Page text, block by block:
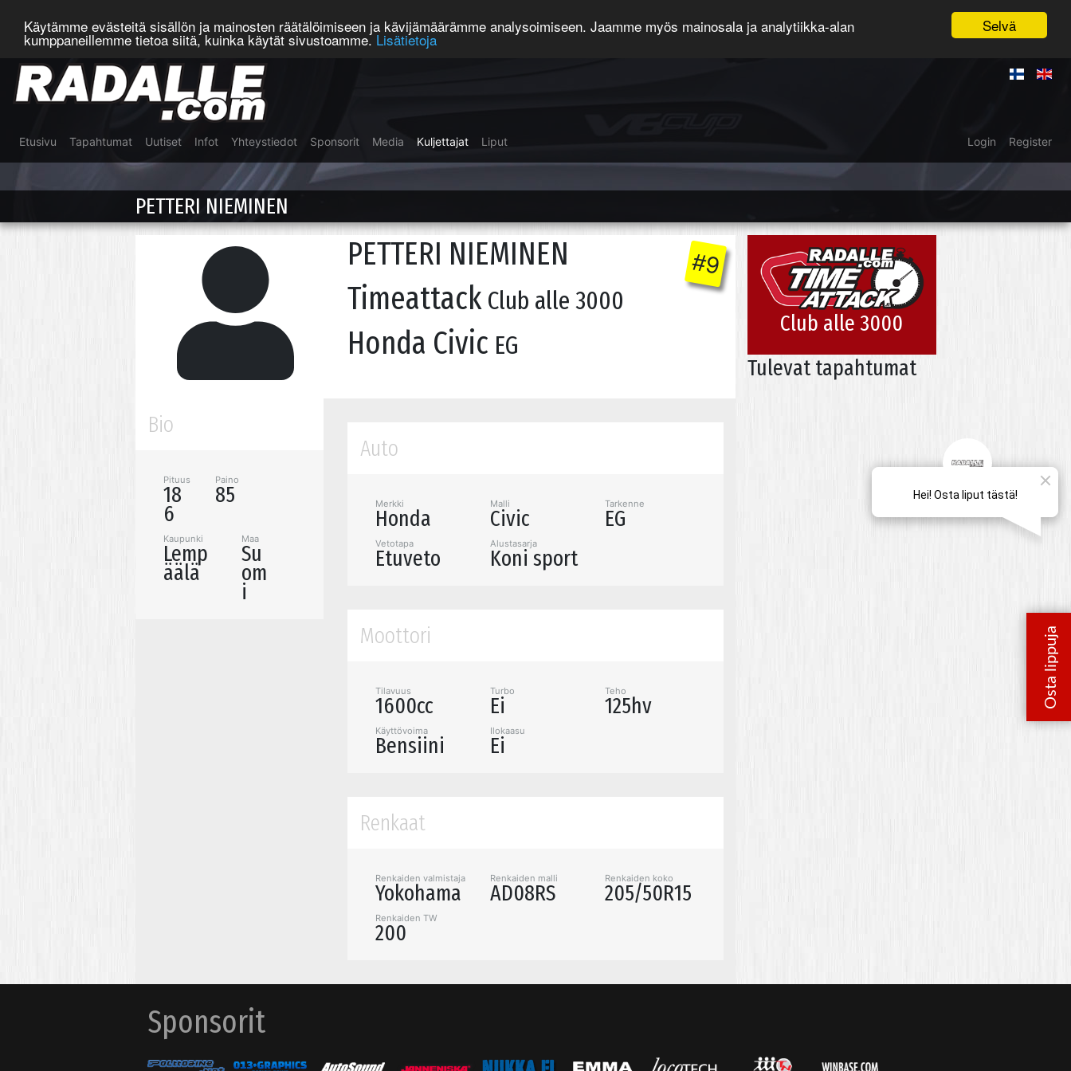
Selvä
Käytämme evästeitä sisällön ja mainosten räätälöimiseen ja kävijämäärämme analysoimiseen. Jaamme myös mainosala ja analytiikka-alan
kumppaneillemme tietoa siitä, kuinka käytät sivustoamme. Lisätietoja
Etusivu Tapahtumat Uutiset Infot Yhteystiedot Sponsorit Media Kuljettajat Liput Login Register
PETTERI NIEMINEN
#9
PETTERI NIEMINEN
Timeattack Club alle 3000
Honda Civic EG
Bio
Pituus
18
6
Paino
85
Kaupunki
Lemp
äälä
Maa
Su
om
i
Auto
Merkki
Honda
Malli
Civic
Tarkenne
EG
Vetotapa
Etuveto
Alustasarja
Koni sport
Moottori
Tilavuus
1600cc
Turbo
Ei
Teho
125hv
Käyttövoima
Bensiini
Ilokaasu
Ei
Renkaat
Renkaiden valmistaja
Yokohama
Renkaiden malli
AD08RS
Renkaiden koko
205/50R15
Renkaiden TW
200
Club alle 3000
Tulevat tapahtumat
Sponsorit